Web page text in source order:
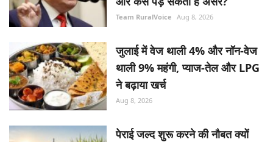
Team RuralVoice Aug 8, 2026
जुलाई में वेज थाली 4% और नॉन-वेज
थाली 9% महंगी, प्याज-तेल और LPG
ने बढ़ाया खर्च
Aug 8, 2026
पेराई जल्द शुरू करने की नौबत क्यों